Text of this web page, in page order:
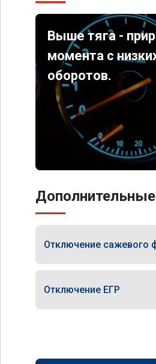
Выше тяга -
момента с
оборотов.
Отключение сажевого
Отключение ЕГР